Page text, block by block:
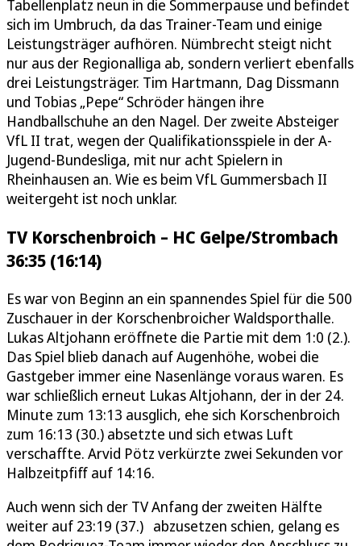
Tabellenplatz neun in die Sommerpause und befindet
sich im Umbruch, da das Trainer-Team und einige
Leistungsträger aufhören. Nümbrecht steigt nicht
nur aus der Regionalliga ab, sondern verliert ebenfalls
drei Leistungsträger. Tim Hartmann, Dag Dissmann
und Tobias „Pepe“ Schröder hängen ihre
Handballschuhe an den Nagel. Der zweite Absteiger
VfL II trat, wegen der Qualifikationsspiele in der A-
Jugend-Bundesliga, mit nur acht Spielern in
Rheinhausen an. Wie es beim VfL Gummersbach II
weitergeht ist noch unklar.
TV Korschenbroich – HC Gelpe/Strombach
36:35 (16:14)
Es war von Beginn an ein spannendes Spiel für die 500
Zuschauer in der Korschenbroicher Waldsporthalle.
Lukas Altjohann eröffnete die Partie mit dem 1:0 (2.).
Das Spiel blieb danach auf Augenhöhe, wobei die
Gastgeber immer eine Nasenlänge voraus waren. Es
war schließlich erneut Lukas Altjohann, der in der 24.
Minute zum 13:13 ausglich, ehe sich Korschenbroich
zum 16:13 (30.) absetzte und sich etwas Luft
verschaffte. Arvid Pötz verkürzte zwei Sekunden vor
Halbzeitpfiff auf 14:16.
Auch wenn sich der TV Anfang der zweiten Hälfte
weiter auf 23:19 (37.) abzusetzen schien, gelang es